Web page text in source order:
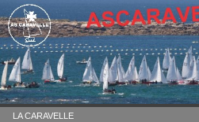
LA CARAVELLE